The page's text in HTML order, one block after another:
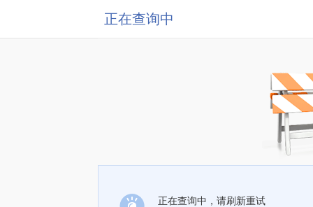
正在查询中
正在查询中，请刷新重试